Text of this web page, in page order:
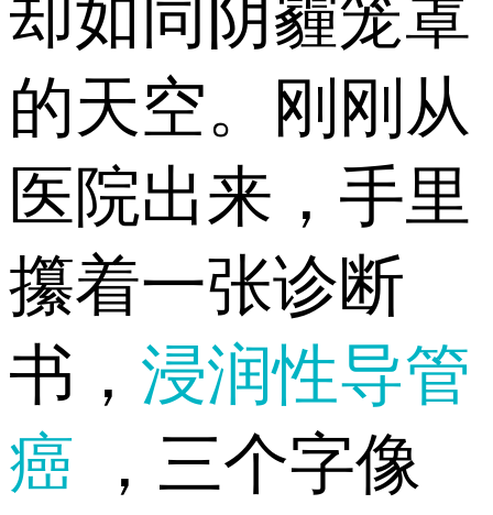
却如同阴霾笼罩
的天空。刚刚从
医院出来，手里
攥着一张诊断
书， 浸润性导管
癌
，三个字像